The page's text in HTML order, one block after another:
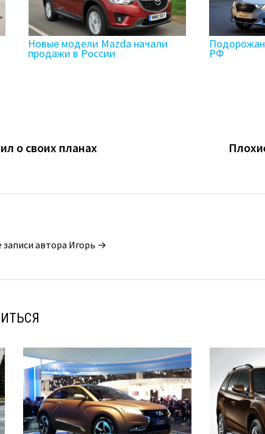
Новые модели Mazda начали
продажи в России РФ
о своих планах
записи автора Игорь →